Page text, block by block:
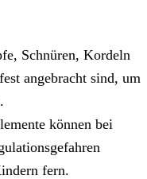
Schnüren, Kordeln
angebracht sind, um
können bei
fern.